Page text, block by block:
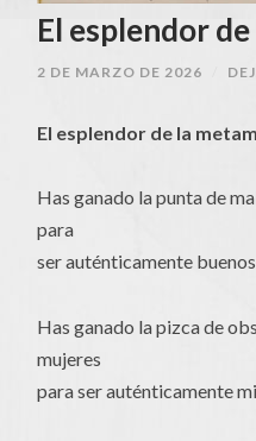
El esplendor
2 DE MARZO DE 2026
El esplendor de la
Has ganado la punta de
para
ser auténticamente
Has ganado la pizca de
mujeres
para ser auténticamente